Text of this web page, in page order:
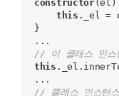
constructor(el)
this ._el =
}
// 이 클래스 인스
this
// 클래스 인스턴스